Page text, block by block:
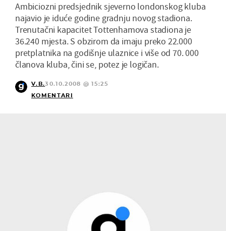
Ambiciozni predsjednik sjeverno londonskog kluba
najavio je iduće godine gradnju novog stadiona.
Trenutačni kapacitet Tottenhamova stadiona je
36.240 mjesta. S obzirom da imaju preko 22.000
pretplatnika na godišnje ulaznice i više od 70. 000
članova kluba, čini se, potez je logičan.
V.B.30.10.2008 @ 15:25
KOMENTARI